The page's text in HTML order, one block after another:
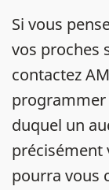
Si vous
vos proches
contactez
programmer
duquel un
précisément
pourra vous